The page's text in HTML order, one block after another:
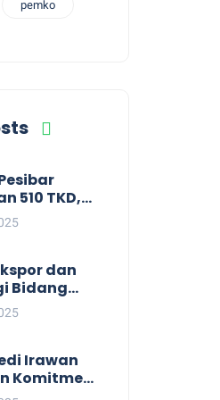
pemko
510 TKD,
dan
Bidang
Bupati
Audiensi
Irawan
Komitmen
yang